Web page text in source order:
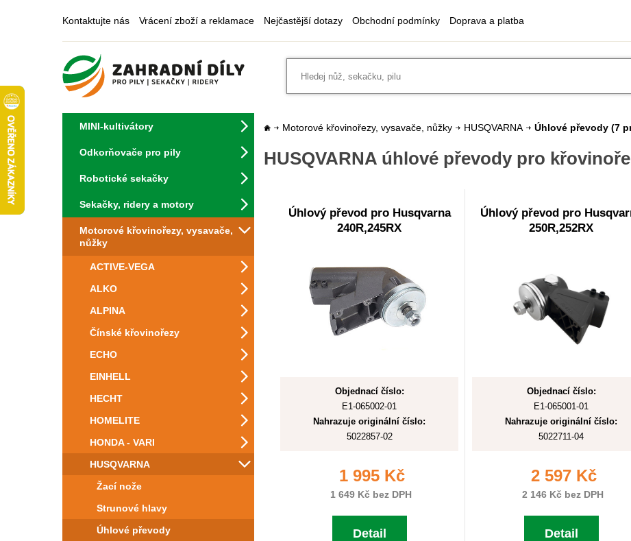
Kontaktujte nás Vrácení zboží a reklamace Nejčastější dotazy Obchodní podmínky Doprava a platba
MINI-kultivátory
Odkorňovače pro pily
Robotické sekačky
Sekačky, ridery a motory
Motorové křovinořezy, vysavače,
nůžky
ACTIVE-VEGA
ALKO
ALPINA
Čínské křovinořezy
ECHO
EINHELL
HECHT
HOMELITE
HONDA - VARI
HUSQVARNA
Žací nože
Strunové hlavy
Úhlové převody
Motorové křovinořezy, vysavače, nůžky HUSQVARNA Úhlové převody (7
HUSQVARNA úhlové převody pro
Úhlový převod pro Husqvarna
240R,245RX
Objednací číslo:
E1-065002-01
Nahrazuje originální číslo:
5022857-02
1 995 Kč
1 649 Kč bez DPH
Detail
Úhlový převod pro
250R,252RX
Objednací číslo:
E1-065001-01
Nahrazuje originální číslo:
5022711-04
2 597 Kč
2 146 Kč bez DPH
Detail